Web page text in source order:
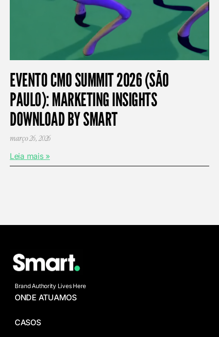
EVENTO CMO SUMMIT 2026 (SÃO
PAULO): MARKETING INSIGHTS
DOWNLOAD BY SMART
março 26, 2026
Leia mais »
Brand Authority Lives Here
ONDE ATUAMOS
CASOS